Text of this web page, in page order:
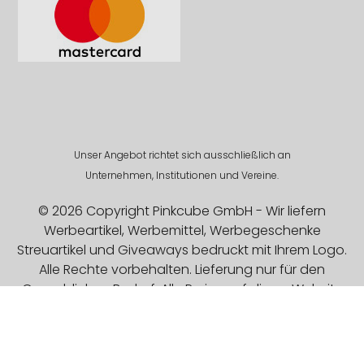
Unser Angebot richtet sich ausschließlich an
Unternehmen, Institutionen und Vereine.
© 2026 Copyright Pinkcube GmbH - Wir liefern
Werbeartikel, Werbemittel, Werbegeschenke
Streuartikel und Giveaways bedruckt mit Ihrem Logo.
Alle Rechte vorbehalten. Lieferung nur für den
Gewerblichen Bedarf. Alle Preise auf dieser Website